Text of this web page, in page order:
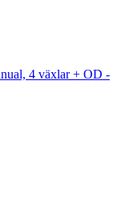
4 växlar + OD -